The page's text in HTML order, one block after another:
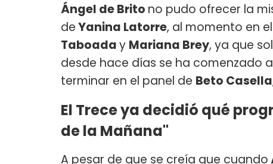
Ángel de Brito no pudo ofrecer la
deYanina Latorre, al momento en
Taboaday Mariana Brey, ya que
desde hace días se ha comenzado
terminar en el panel de Beto Casella
El Trece ya decidió qué
de la Mañana"
A pesar de que se creía que cuando